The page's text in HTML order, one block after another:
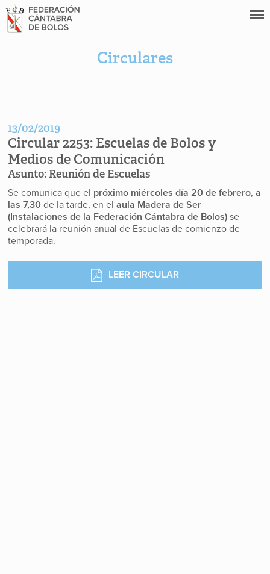
Circulares
13/02/2019
Circular 2253: Escuelas de Bolos y
Medios de Comunicación
Asunto: Reunión de Escuelas
Se comunica que el próximo miércoles día 20 de febrero,a
las 7,30de la tarde, en elaula Madera de Ser
(Instalaciones de la Federación Cántabra de Bolos) se
celebrará la reunión anual de Escuelas de comienzo de
temporada.
LEER CIRCULAR